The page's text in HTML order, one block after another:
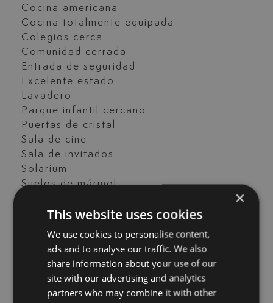
Cocina americana
Cocina totalmente equipada
Colegios cerca
Comunidad cerrada
Entrada de seguridad
Excelente estado
Lavadero
Parque infantil cercano
Puertas de cristal
Sala de cine
Sala de invitados
Solarium
Suelos de mármol
Terraza cubierta
×
This website uses cookies
We use cookies to personalise content,
ads and to analyse our traffic. We also
share information about your use of our
site with our advertising and analytics
partners who may combine it with other